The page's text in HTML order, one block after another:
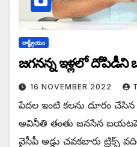
రాష్ట్రీయం
జగనన్న ఇళ్లలో దోపిడీని
16 NOVEMBER 2022
పేదల ఇంటి కలను దూరం చేసిన
అవినీతి తంతు జనసేన
వైసీపీ అడ్డు చవకబారు ట్రిక్స్